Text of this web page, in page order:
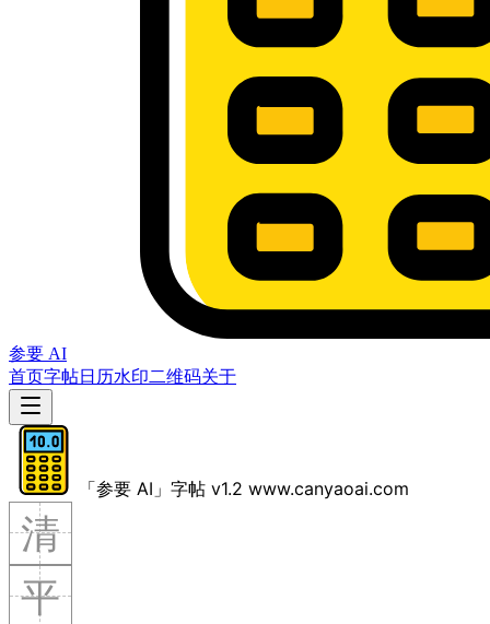
参要 AI
首页字帖日历水印二维码关于
「参要 AI」字帖 v1.2 www.canyaoai.com
清
平